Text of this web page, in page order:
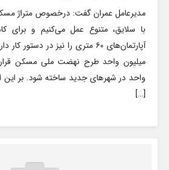
مدیرعامل عمران گفت: درخصوص متراژ
با سلایق، متنوع عمل می‌کنیم و برای
آپارتمان‌های ۶۰ متری را نیز در
واحد در شهرهای جدید ساخته شود. بر
[…]